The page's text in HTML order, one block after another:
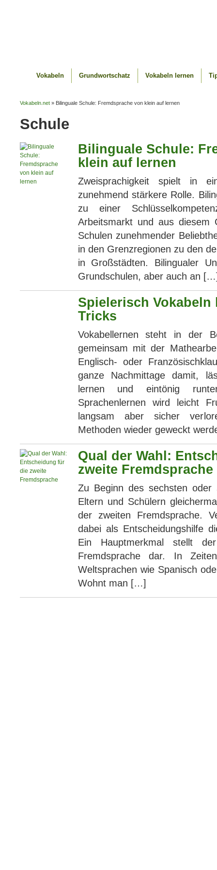
Vokabeln Grundwortschatz Vokabeln lernen
Vokabeln.net» Bilinguale Schule: Fremdsprache von klein auf lernen
Schule
Bilinguale Schule:
klein auf lernen
Zweisprachigkeit spielt in
zunehmend stärkere Rolle.
zu einer
Arbeitsmarkt und aus diesem
Schulen zunehmender
in den Grenzregionen zu den
in Großstädten. Bilingualer
Grundschulen, aber auch an
Spielerisch
Tricks
Vokabellernen steht in der
gemeinsam mit der
Englisch- oder
ganze Nachmittage damit,
lernen und eintönig
Sprachenlernen wird leicht
langsam aber sicher
Methoden wieder geweckt
Qual der Wahl:
zweite Fremdsprache
Zu Beginn des sechsten oder
Eltern und Schülern
der zweiten Fremdsprache.
dabei als Entscheidungshilfe
Ein Hauptmerkmal stellt
Fremdsprache dar. In
Weltsprachen wie Spanisch
Wohnt man […]